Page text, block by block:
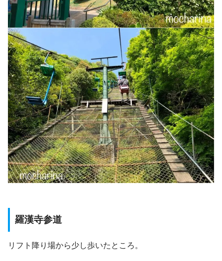
羅漢寺参道
リフト降り場から少し歩いたところ。